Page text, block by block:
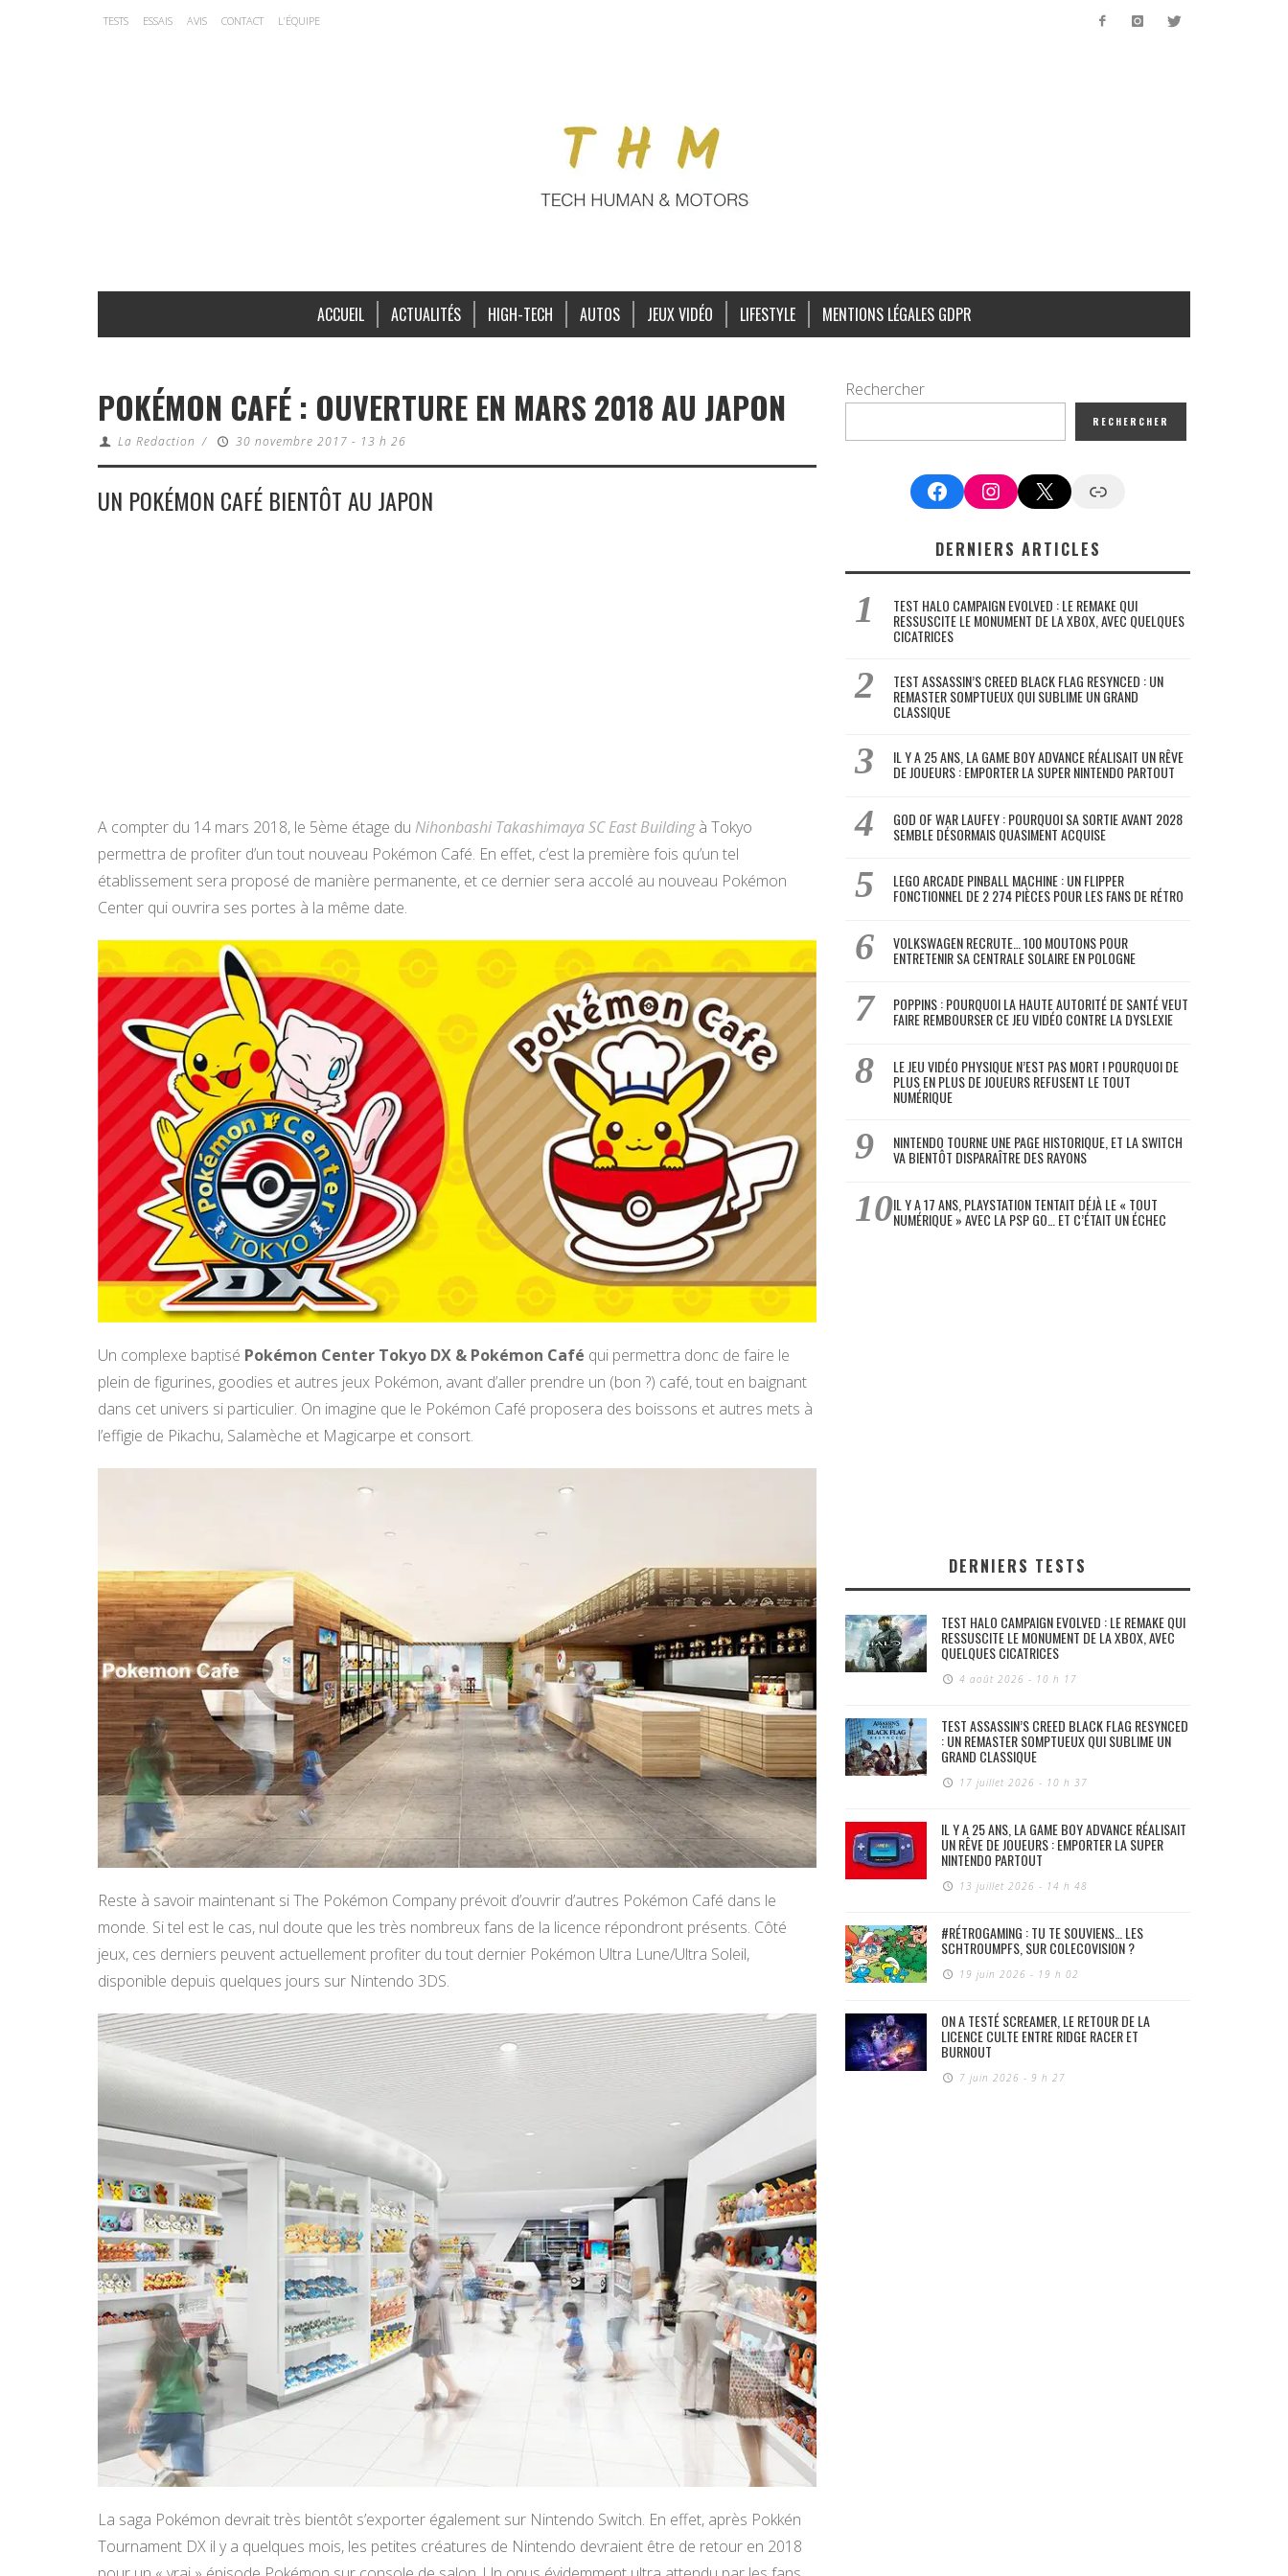
TESTS ESSAIS AVIS CONTACT L’ÉQUIPE
ACCUEIL ACTUALITÉS HIGH-TECH AUTOS JEUX VIDÉO LIFESTYLE MENTIONS LÉGALES GDPR
POKÉMON CAFÉ : OUVERTURE EN MARS 2018 AU JAPON
La Redaction / 30 novembre 2017 - 13 h 26
UN POKÉMON CAFÉ BIENTÔT AU JAPON
A compter du 14 mars 2018, le 5ème étage du Nihonbashi Takashimaya SC East Buildingà Tokyo
permettra de profiter d’un tout nouveau Pokémon Café. En effet, c’est la première fois qu’un tel
établissement sera proposé de manière permanente, et ce dernier sera accolé au nouveau Pokémon
Center qui ouvrira ses portes à la même date.
Un complexe baptisé Pokémon Center Tokyo DX & Pokémon Café qui permettra donc de faire le
plein de figurines, goodies et autres jeux Pokémon, avant d’aller prendre un (bon ?) café, tout en baignant
dans cet univers si particulier. On imagine que le Pokémon Café proposera des boissons et autres mets à
l’effigie de Pikachu, Salamèche et Magicarpe et consort.
Reste à savoir maintenant si The Pokémon Company prévoit d’ouvrir d’autres Pokémon Café dans le
monde. Si tel est le cas, nul doute que les très nombreux fans de la licence répondront présents. Côté
jeux, ces derniers peuvent actuellement profiter du tout dernier Pokémon Ultra Lune/Ultra Soleil,
disponible depuis quelques jours sur Nintendo 3DS.
La saga Pokémon devrait très bientôt s’exporter également sur Nintendo Switch. En effet, après Pokkén
Tournament DX il y a quelques mois, les petites créatures de Nintendo devraient être de retour en 2018
Rechercher
RECHERCHER
FacebookInstagram
X Google News
DERNIERS ARTICLES
TEST HALO CAMPAIGN EVOLVED : LE REMAKE QUI
RESSUSCITE LE MONUMENT DE LA XBOX, AVEC QUELQUES
CICATRICES
TEST ASSASSIN’S CREED BLACK FLAG RESYNCED : UN
REMASTER SOMPTUEUX QUI SUBLIME UN GRAND
CLASSIQUE
IL Y A 25 ANS, LA GAME BOY ADVANCE RÉALISAIT UN RÊVE
DE JOUEURS : EMPORTER LA SUPER NINTENDO PARTOUT
GOD OF WAR LAUFEY : POURQUOI SA SORTIE AVANT 2028
SEMBLE DÉSORMAIS QUASIMENT ACQUISE
LEGO ARCADE PINBALL MACHINE : UN FLIPPER
FONCTIONNEL DE 2 274 PIÈCES POUR LES FANS DE RÉTRO
VOLKSWAGEN RECRUTE… 100 MOUTONS POUR
ENTRETENIR SA CENTRALE SOLAIRE EN POLOGNE
POPPINS : POURQUOI LA HAUTE AUTORITÉ DE SANTÉ VEUT
FAIRE REMBOURSER CE JEU VIDÉO CONTRE LA DYSLEXIE
LE JEU VIDÉO PHYSIQUE N’EST PAS MORT ! POURQUOI DE
PLUS EN PLUS DE JOUEURS REFUSENT LE TOUT
NUMÉRIQUE
NINTENDO TOURNE UNE PAGE HISTORIQUE, ET LA SWITCH
VA BIENTÔT DISPARAÎTRE DES RAYONS
IL Y A 17 ANS, PLAYSTATION TENTAIT DÉJÀ LE « TOUT
NUMÉRIQUE » AVEC LA PSP GO… ET C’ÉTAIT UN ÉCHEC
DERNIERS TESTS
TEST HALO CAMPAIGN EVOLVED : LE REMAKE QUI
RESSUSCITE LE MONUMENT DE LA XBOX, AVEC
QUELQUES CICATRICES
4 août 2026 - 10 h 17
TEST ASSASSIN’S CREED BLACK FLAG RESYNCED
: UN REMASTER SOMPTUEUX QUI SUBLIME UN
GRAND CLASSIQUE
17 juillet 2026 - 10 h 37
IL Y A 25 ANS, LA GAME BOY ADVANCE RÉALISAIT
UN RÊVE DE JOUEURS : EMPORTER LA SUPER
NINTENDO PARTOUT
13 juillet 2026 - 14 h 48
#RÉTROGAMING : TU TE SOUVIENS… LES
SCHTROUMPFS, SUR COLECOVISION ?
19 juin 2026 - 19 h 02
ON A TESTÉ SCREAMER, LE RETOUR DE LA
LICENCE CULTE ENTRE RIDGE RACER ET
BURNOUT
7 juin 2026 - 9 h 27